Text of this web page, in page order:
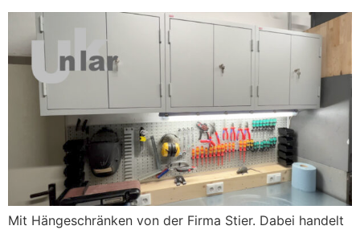
Mit Hängeschränken von der Firma Stier. Dabei handelt